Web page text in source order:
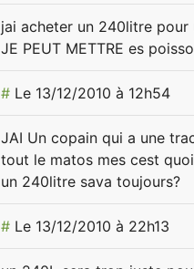
jai acheter un 240litre
JE PEUT METTRE es
# Le 13/12/2010 à 12h54
JAI Un copain qui a une
tout le matos mes cest
un 240litre sava toujours?
# Le 13/12/2010 à 22h13